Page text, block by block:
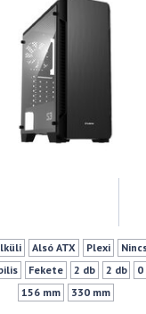
Alsó ATX Plexi
Fekete 2 db 2 db 0
156 mm
330 mm